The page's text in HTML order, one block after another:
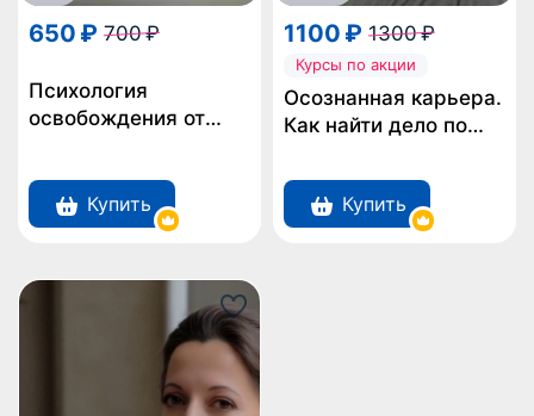
650 ₽ 700 ₽
Психология
освобождения от
комплексный подход к
преодолению
восстановлению
обретению свободы
Купить
1100 ₽ 1300 ₽
Курсы по акции
Осознанная карьера.
Как найти дело по
Купить